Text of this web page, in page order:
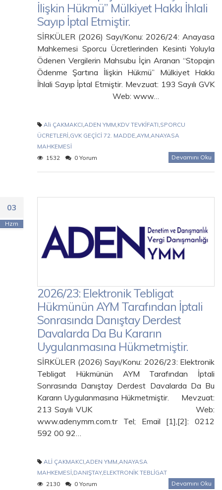
İlişkin Hükmü” Mülkiyet Hakkı İhlali
Sayıp İptal Etmiştir.
SİRKÜLER (2026) Sayı/Konu: 2026/24: Anayasa
Mahkemesi Sporcu Ücretlerinden Kesinti Yoluyla
Ödenen Vergilerin Mahsubu İçin Aranan “Stopajın
Ödenme Şartına İlişkin Hükmü” Mülkiyet Hakkı
İhlali Sayıp İptal Etmiştir. Mevzuat: 193 Sayılı GVK
Web: www…
Ali ÇAKMAKCI,ADEN YMM,KDV TEVKİFATI,SPORCU
ÜCRETLERİ,GVK GEÇİCİ 72. MADDE,AYM,ANAYASA
MAHKEMESİ
1532
0 Yorum Devamını Oku
03
Hzrn
2026/23: Elektronik Tebligat
Hükmünün AYM Tarafından İptali
Sonrasında Danıştay Derdest
Davalarda Da Bu Kararın
Uygulanmasına Hükmetmiştir.
SİRKÜLER (2026) Sayı/Konu: 2026/23: Elektronik
Tebligat Hükmünün AYM Tarafından İptali
Sonrasında Danıştay Derdest Davalarda Da Bu
Kararın Uygulanmasına Hükmetmiştir. Mevzuat:
213 Sayılı VUK Web:
www.adenymm.com.tr Tel; Email [1],[2]: 0212
592 00 92…
ALİ ÇAKMAKCI ADEN YMM ANAYASA
MAHKEMESİ DANIŞTAY, ELEKTRONİK TEBLİGAT
2130
0 Yorum Devamını Oku